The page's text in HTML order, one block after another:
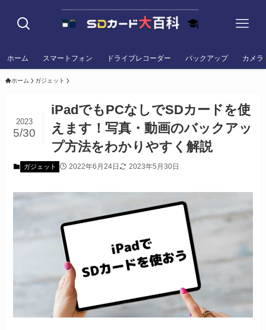
ホーム スマートフォン ドライブレコーダー バックアップ カメラ
ホーム ガジェット
iPadでもPCなしでSDカードを使
えます！写真・動画のバックアッ
プ方法をわかりやすく解説
2023
5/30
ガジェット 2022年6月24日 2023年5月30日